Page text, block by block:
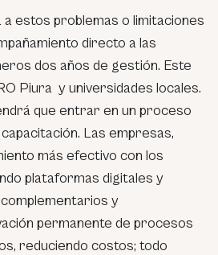
a estos problemas o limitaciones
directo a las
dos años de gestión. Este
Piura y universidades locales.
que entrar en un proceso
Las empresas,
más efectivo con los
plataformas digitales y
y
permanente de procesos
reduciendo costos; todo